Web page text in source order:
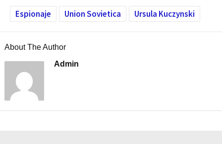
Espionaje Union Sovietica Ursula Kuczynski
About The Author
Admin